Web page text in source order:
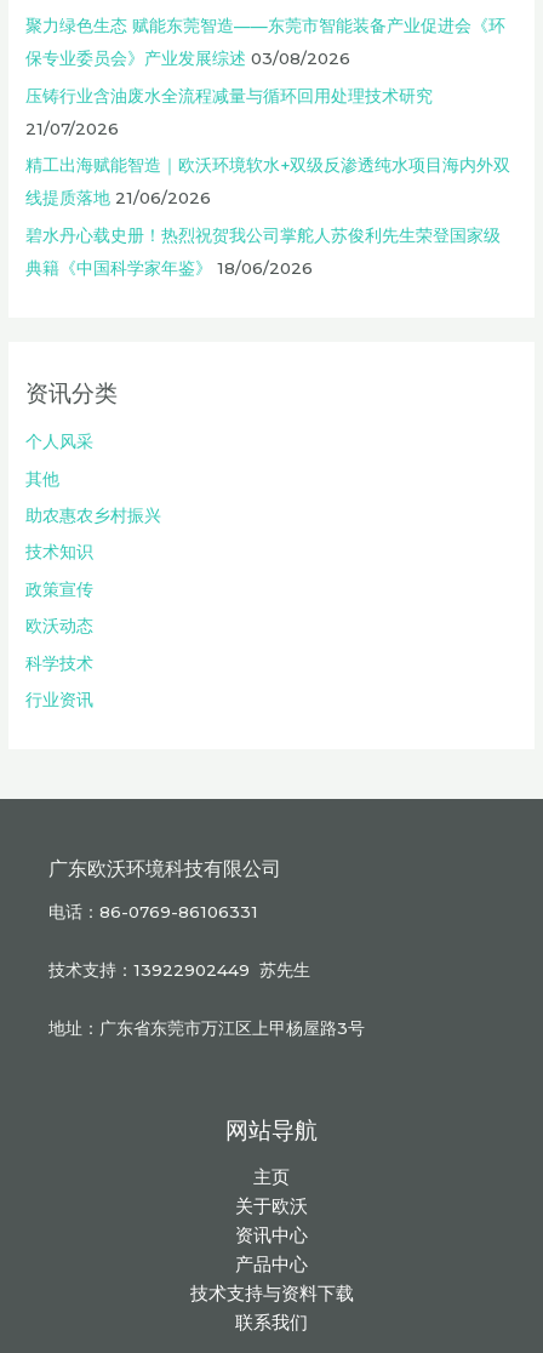
聚力绿色生态 赋能东莞智造——东莞市智能装备产业促进会《环
保专业委员会》产业发展综述 03/08/2026
压铸行业含油废水全流程减量与循环回用处理技术研究
21/07/2026
精工出海赋能智造｜欧沃环境软水+双级反渗透纯水项目海内外双
线提质落地 21/06/2026
碧水丹心载史册！热烈祝贺我公司掌舵人苏俊利先生荣登国家级
典籍《中国科学家年鉴》
18/06/2026
资讯分类
个人风采
其他
助农惠农乡村振兴
技术知识
政策宣传
欧沃动态
科学技术
行业资讯
广东欧沃环境科技有限公司
电话：86-0769-86106331
技术支持：13922902449 苏先生
地址：广东省东莞市万江区上甲杨屋路3号
网站导航
主页
关于欧沃
资讯中心
产品中心
技术支持与资料下载
联系我们